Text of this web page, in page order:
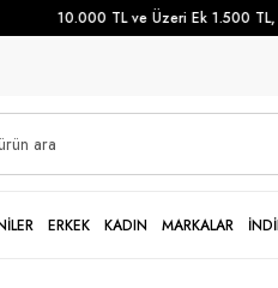
10.000 TL ve Üzeri Ek 1.500 TL,
ERKEK KADIN MARKALAR